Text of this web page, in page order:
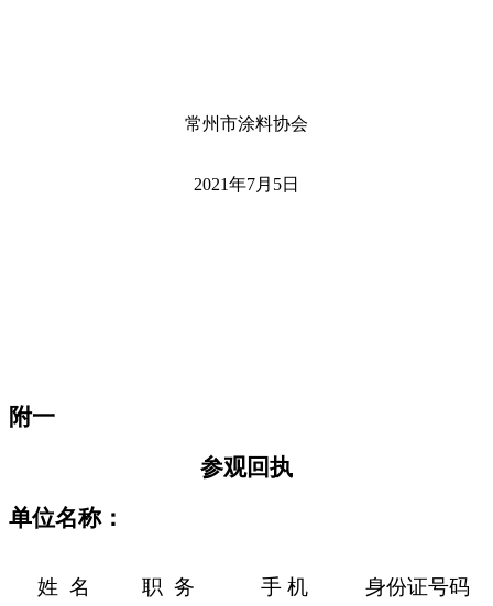
常州市涂料协会
2021年7月5日
附一
参观回执
单位名称：
姓 名 职 务 手 机 身份证号码